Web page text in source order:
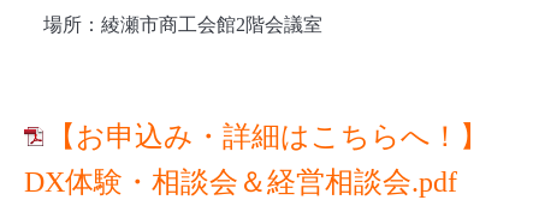
場所：綾瀬市商工会館2階会議室
【お申込み・詳細はこちらへ！】
DX体験・相談会＆経営相談会.pdf